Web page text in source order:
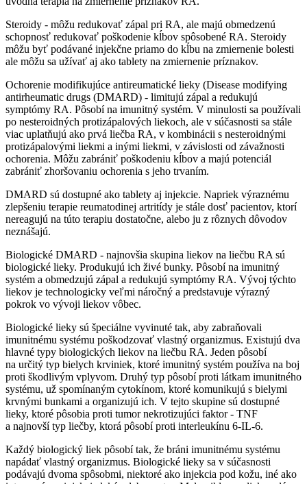
Steroidy - môžu redukovať zápal pri RA, ale majú obmedzenú
schopnosť redukovať poškodenie kĺbov spôsobené RA. Steroidy
môžu byť podávané injekčne priamo do kĺbu na zmiernenie bolesti
ale môžu sa užívať aj ako tablety na zmiernenie príznakov.
Ochorenie modifikujúce antireumatické lieky (Disease modifying
antirheumatic drugs (DMARD) - limitujú zápal a redukujú
symptómy RA. Pôsobí na imunitný systém. V minulosti sa používali
po nesteroidných protizápalových liekoch, ale v súčasnosti sa stále
viac uplatňujú ako prvá liečba RA, v kombinácii s nesteroidnými
protizápalovými liekmi a inými liekmi, v závislosti od závažnosti
ochorenia. Môžu zabrániť poškodeniu kĺbov a majú potenciál
zabrániť zhoršovaniu ochorenia s jeho trvaním.
DMARD sú dostupné ako tablety aj injekcie. Napriek výraznému
zlepšeniu terapie reumatodinej artritídy je stále dosť pacientov, ktorí
nereagujú na túto terapiu dostatočne, alebo ju z rôznych dôvodov
neznášajú.
Biologické DMARD - najnovšia skupina liekov na liečbu RA sú
biologické lieky. Produkujú ich živé bunky. Pôsobí na imunitný
systém a obmedzujú zápal a redukujú symptómy RA. Vývoj týchto
liekov je technologicky veľmi náročný a predstavuje výrazný
pokrok vo vývoji liekov vôbec.
Biologické lieky sú špeciálne vyvinuté tak, aby zabraňovali
imunitnému systému poškodzovať vlastný organizmus. Existujú dva
hlavné typy biologických liekov na liečbu RA. Jeden pôsobí
na určitý typ bielych krviniek, ktoré imunitný systém používa na boj
proti škodlivým vplyvom. Druhý typ pôsobí proti látkam imunitného
systému, už spomínaným cytokínom, ktoré komunikujú s bielymi
krvnými bunkami a organizujú ich. V tejto skupine sú dostupné
lieky, ktoré pôsobia proti tumor nekrotizujúci faktor - TNF
a najnovší typ liečby, ktorá pôsobí proti interleukínu 6-IL-6.
Každý biologický liek pôsobí tak, že bráni imunitnému systému
napádať vlastný organizmus. Biologické lieky sa v súčasnosti
podávajú dvoma spôsobmi, niektoré ako injekcia pod kožu, iné ako